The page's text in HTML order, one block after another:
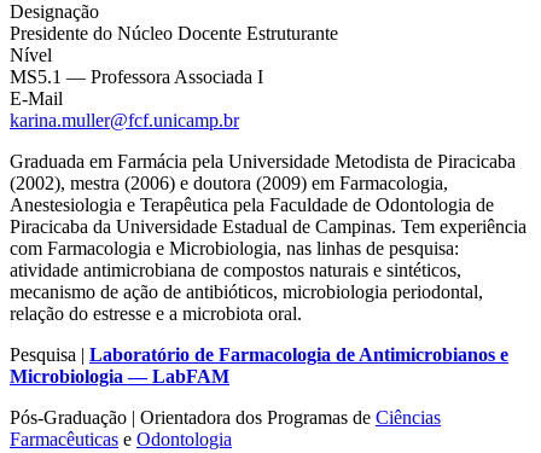
Designação
Presidente do Núcleo Docente Estruturante
Nível
MS5.1 — Professora Associada I
E-Mail
karina.muller@fcf.unicamp.br
Graduada em Farmácia pela Universidade Metodista de Piracicaba
(2002), mestra (2006) e doutora (2009) em Farmacologia,
Anestesiologia e Terapêutica pela Faculdade de Odontologia de
Piracicaba da Universidade Estadual de Campinas. Tem experiência
com Farmacologia e Microbiologia, nas linhas de pesquisa:
atividade antimicrobiana de compostos naturais e sintéticos,
mecanismo de ação de antibióticos, microbiologia periodontal,
relação do estresse e a microbiota oral.
Pesquisa | Laboratório de Farmacologia de Antimicrobianos e
Microbiologia — LabFAM
Pós-Graduação | Orientadora dos Programas de Ciências
Farmacêuticas e Odontologia